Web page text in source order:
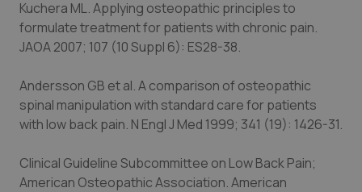
Kuchera ML. Applying osteopathic principles to
formulate treatment for patients with chronic pain.
JAOA 2007; 107 (10 Suppl 6): ES28-38.
Andersson GB et al. A comparison of osteopathic
spinal manipulation with standard care for patients
with low back pain. N Engl J Med 1999; 341 (19): 1426-31.
Clinical Guideline Subcommittee on Low Back Pain;
American Osteopathic Association. American